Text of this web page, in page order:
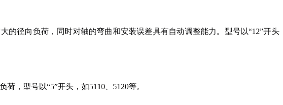
的径向负荷，同时对轴的弯曲和安装误差具有自动调整能力。型号以“12”开头
，型号以“5”开头，如5110、5120等。